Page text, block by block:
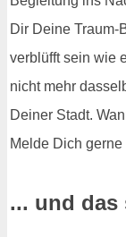
Dir Deine Traum-
verblüfft sein wie
nicht mehr
Deiner Stadt.
Melde Dich
... und das